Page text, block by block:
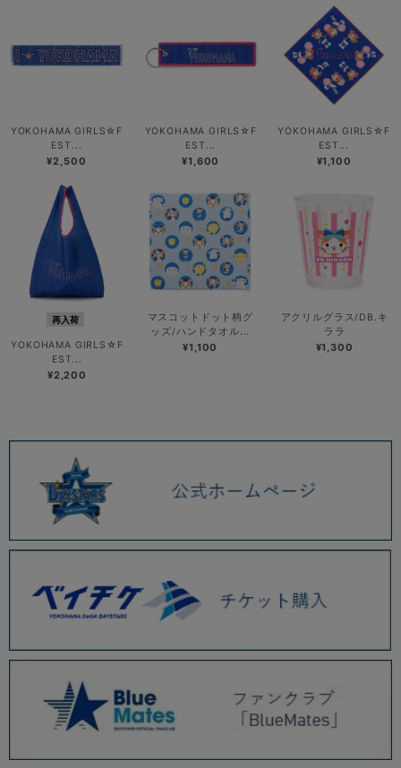
YOKOHAMA GIRLS☆F
EST...
¥2,500
YOKOHAMA GIRLS☆F
EST...
¥1,600
YOKOHAMA GIRLS☆F
EST...
¥1,100
再入荷
YOKOHAMA GIRLS☆F
EST...
¥2,200
マスコットドット柄グ
ッズ/ハンドタオル...
¥1,100
アクリルグラス/DB.キ
ララ
¥1,300